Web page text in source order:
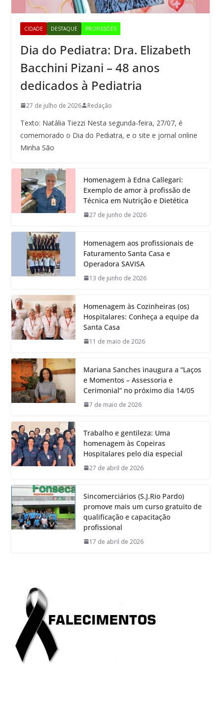
CIDADE DESTAQUE PROFISSÕES
Dia do Pediatra: Dra. Elizabeth
Bacchini Pizani – 48 anos
dedicados à Pediatria
27 de julho de 2026 Redação
Texto: Natália Tiezzi Nesta segunda-feira, 27/07, é
comemorado o Dia do Pediatra, e o site e jornal online
Minha São
Homenagem à Edna Callegari:
Exemplo de amor à profissão de
Técnica em Nutrição e Dietética
27 de junho de 2026
Homenagem aos profissionais de
Faturamento Santa Casa e
Operadora SAVISA
13 de junho de 2026
Homenagem às Cozinheiras (os)
Hospitalares: Conheça a equipe da
Santa Casa
11 de maio de 2026
Mariana Sanches inaugura a “Laços
e Momentos – Assessoria e
Cerimonial” no próximo dia 14/05
7 de maio de 2026
Trabalho e gentileza: Uma
homenagem às Copeiras
Hospitalares pelo dia especial
27 de abril de 2026
Sincomerciários (S.J.Rio Pardo)
promove mais um curso gratuito de
qualificação e capacitação
profissional
17 de abril de 2026